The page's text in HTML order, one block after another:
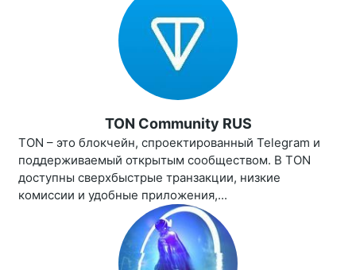
TON Community RUS
TON – это блокчейн, спроектированный Telegram и
поддерживаемый открытым сообществом. В TON
доступны сверхбыстрые транзакции, низкие
комиссии и удобные приложения,...